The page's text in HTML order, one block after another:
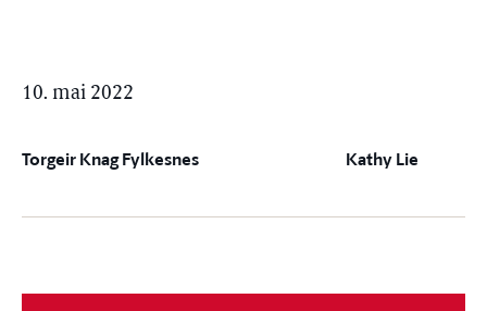
10. mai 2022
Torgeir Knag Fylkesnes Kathy Lie